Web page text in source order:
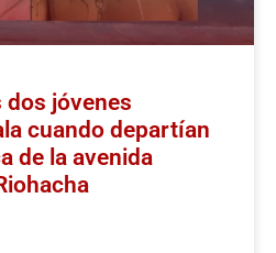
jóvenes
cuando departían
de la avenida